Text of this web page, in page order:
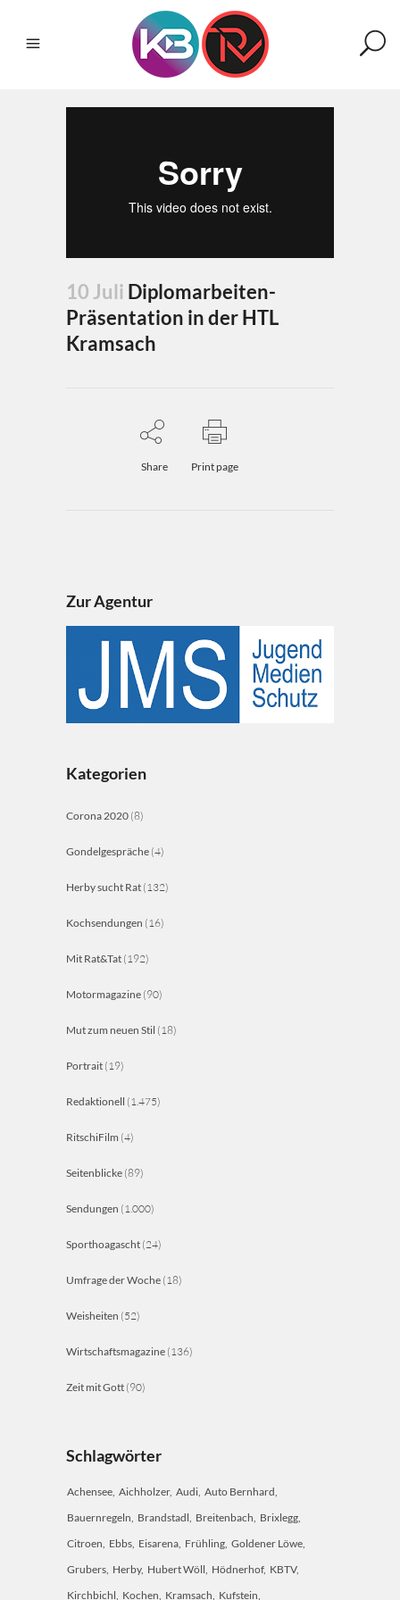
10 Juli Diplomarbeiten-
Präsentation in der HTL
Kramsach
Share Print page
Zur Agentur
Kategorien
Corona 2020 (8)
Gondelgespräche (4)
Herby sucht Rat (132)
Kochsendungen (16)
Mit Rat&Tat (192)
Motormagazine (90)
Mut zum neuen Stil (18)
Portrait (19)
Redaktionell (1.475)
RitschiFilm (4)
Seitenblicke (89)
Sendungen (1.000)
Sporthoagascht (24)
Umfrage der Woche (18)
Weisheiten (52)
Wirtschaftsmagazine (136)
Zeit mit Gott (90)
Schlagwörter
Achensee Aichholzer Audi Auto Bernhard
Bauernregeln Brandstadl Breitenbach Brixlegg
Citroen Ebbs Eisarena Frühling Goldener Löwe
Grubers Herby Hubert Wöll Hödnerhof KBTV
Kirchbichl Kochen Kramsach Kufstein